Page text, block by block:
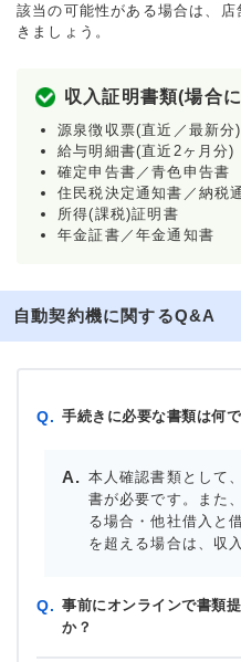
該当の可能性がある場合は、
きましょう。
収入証明書類(場合
源泉徴収票(直近／最新分)
給与明細書(直近2ヶ月分)
確定申告書／青色申告書
住民税決定通知書／納税
所得(課税)証明書
年金証書／年金通知書
自動契約機に関するQ&A
Q. 手続きに必要な書類は何
本人確認書類として
書が必要です。また
る場合・他社借入と
を超える場合は、収
Q. 事前にオンラインで書類
か？